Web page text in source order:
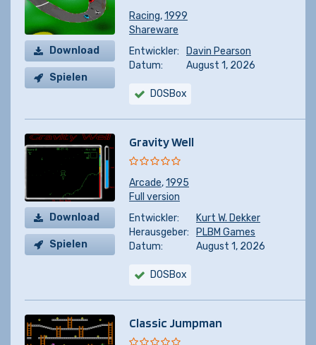
Download
Spielen
Racing,1999
Shareware
Entwickler:
Davin Pearson
Datum:
August 1, 2026
DOSBox
Download
Spielen
Gravity Well
Arcade,1995
Full version
Entwickler:
Kurt W. Dekker
Herausgeber:
PLBM Games
Datum:
August 1, 2026
DOSBox
Classic Jumpman